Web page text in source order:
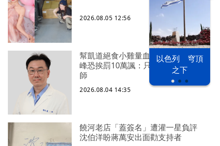
以色列 穹頂
之下
2026.08.05 12:56
幫凱道絕食小雞量血壓遭檢舉？蘇一
峰恐挨罰10萬諷：只准賴總統當賴醫
師
2026.08.04 14:35
饒河老店「蓋簽名」遭灌一星負評
沈伯洋盼蔣萬安出面勸支持者